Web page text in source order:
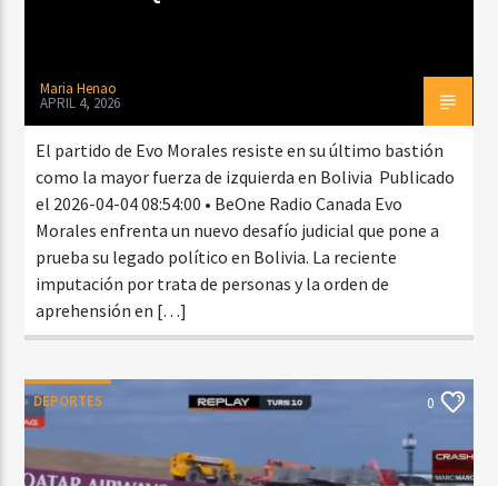
Maria Henao
APRIL 4, 2026
El partido de Evo Morales resiste en su último bastión
como la mayor fuerza de izquierda en Bolivia Publicado
el 2026-04-04 08:54:00 • BeOne Radio Canada Evo
Morales enfrenta un nuevo desafío judicial que pone a
prueba su legado político en Bolivia. La reciente
imputación por trata de personas y la orden de
aprehensión en […]
DEPORTES 0